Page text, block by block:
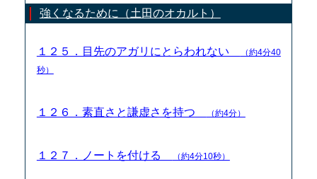
強くなるために（土田のオカルト）
１２５．目先のアガリにとらわれない
（約4分40
秒）
１２６．素直さと謙虚さを持つ （約4分）
１２７．ノートを付ける （約4分10秒）